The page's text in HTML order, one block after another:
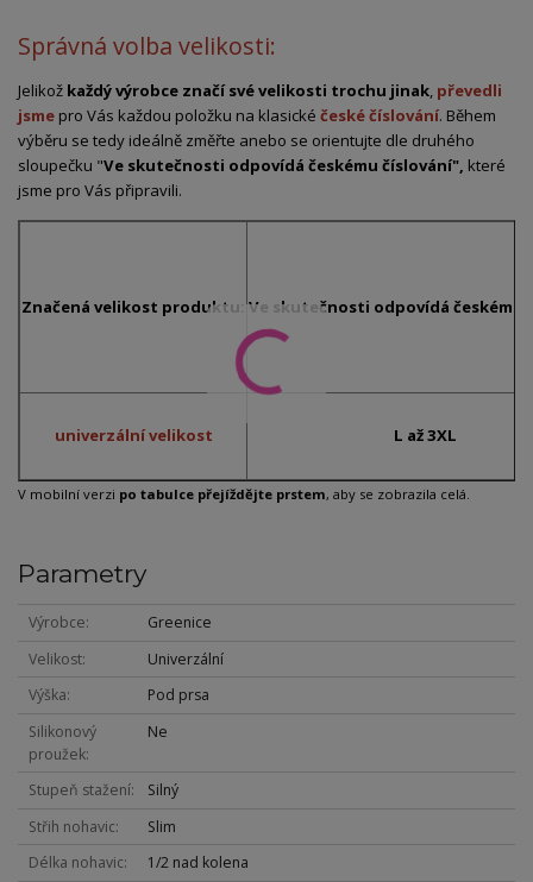
Správná volba velikosti:
Jelikož každý výrobce značí své velikosti trochu jinak, převedli
jsme pro Vás každou položku na klasické české číslování. Během
výběru se tedy ideálně změřte anebo se orientujte dle druhého
sloupečku "Ve skutečnosti odpovídá českému číslování", které
jsme pro Vás připravili.
Značená velikost produktu: Ve skutečnosti odpovídá českému
univerzální velikost L až 3XL
V mobilní verzi po tabulce přejíždějte prstem, aby se zobrazila celá.
Parametry
Výrobce
Greenice
Velikost
Univerzální
Výška
Pod prsa
Silikonový
proužek
Ne
Stupeň stažení
Silný
Střih nohavic
Slim
Délka nohavic
1/2 nad kolena